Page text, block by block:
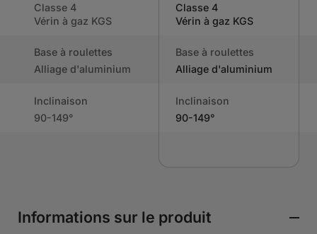
Classe 4
Vérin à gaz KGS
Classe 4
Vérin à gaz KGS
Base à roulettes
Alliage d'aluminium
Base à roulettes
Alliage d'aluminium
Inclinaison
90-149°
Inclinaison
90-149°
Informations sur le produit